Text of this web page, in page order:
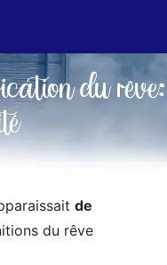
du rêve:
de
du rêve